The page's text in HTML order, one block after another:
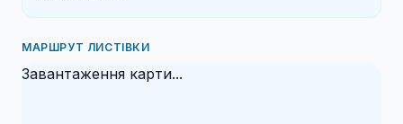
МАРШРУТ ЛИСТІВКИ
Завантаження карти...